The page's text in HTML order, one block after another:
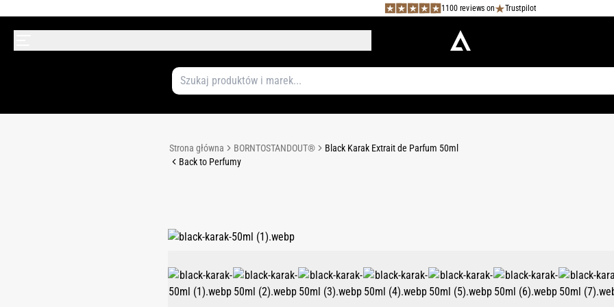
1100 reviews on Trustpilot
Strona główna BORNTOSTANDOUT®
Black Karak Extrait de Parfum 50ml
Back to Perfumy